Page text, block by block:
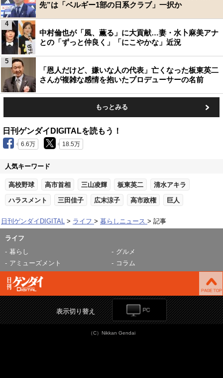
先”は「ベルギー1部の日系クラブ」一択か
中村倫也が「風、薫る」に大貢献…妻・水卜麻美アナ
との「ずっと仲良く」「にこやかな」近況
4
「恩人だけど、嫌いな人の代表」亡くなった板東英二
さんが複雑な感情を抱いたプロデューサーの名前
5
もっとみる
日刊ゲンダイDIGITALを読もう！
6.6万 18.5万
人気キーワード
高校野球 高市首相 三山凌輝 板東英二 清水アキラ
ハラスメント 三田佳子 広末涼子 高市政権 巨人
日刊ゲンダイDIGITAL ライフ 暮らしニュース 記事
ライフ
暮らし
グルメ
アミューズメント
コラム
表示切り替え
（C）Nikkan Gendai